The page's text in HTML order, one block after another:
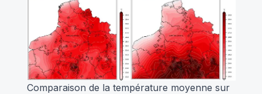
Comparaison de la température moyenne sur